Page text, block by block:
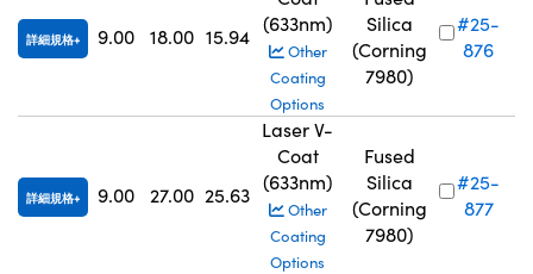
詳細規格 9.00 18.00 15.94
(633nm)
Other
Coating
Options
Silica
(Corning
7980)
#25-
876
詳細規格 9.00 27.00 25.63
Laser V-
Coat
(633nm)
Other
Coating
Options
Fused
Silica
(Corning
7980)
#25-
877